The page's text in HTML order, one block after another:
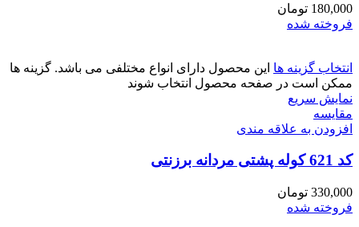
180,000 تومان
فروخته شده
انتخاب گزینه ها این محصول دارای انواع مختلفی می باشد. گزینه ها
ممکن است در صفحه محصول انتخاب شوند
نمایش سریع
مقايسه
افزودن به علاقه مندی
کد 621 کوله پشتی مردانه برزنتی
330,000 تومان
فروخته شده